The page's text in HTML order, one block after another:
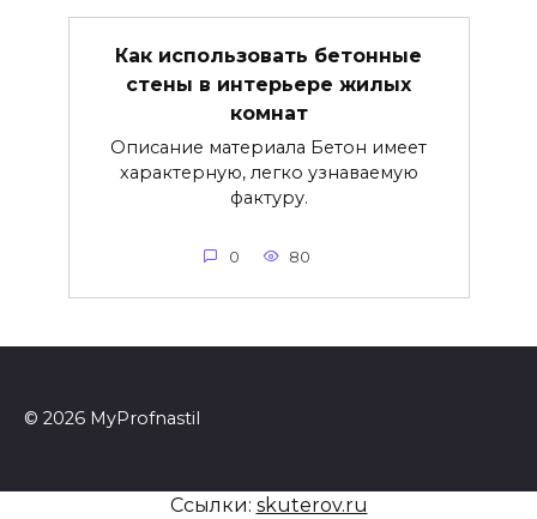
Как использовать бетонные
стены в интерьере жилых
комнат
Описание материала Бетон имеет
характерную, легко узнаваемую
фактуру.
0 80
© 2026 MyProfnastil
Ссылки: skuterov.ru